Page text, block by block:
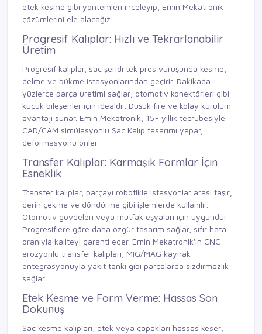
etek kesme gibi yöntemleri inceleyip, Emin Mekatronik
çözümlerini ele alacağız.
Progresif Kalıplar: Hızlı ve Tekrarlanabilir
Üretim
Progresif kalıplar, sac şeridi tek pres vuruşunda kesme,
delme ve bükme istasyonlarından geçirir. Dakikada
yüzlerce parça üretimi sağlar; otomotiv konektörleri gibi
küçük bileşenler için idealdir. Düşük fire ve kolay kurulum
avantajı sunar. Emin Mekatronik, 15+ yıllık tecrübesiyle
CAD/CAM simülasyonlu Sac Kalıp tasarımı yapar,
deformasyonu önler.
Transfer Kalıplar: Karmaşık Formlar İçin
Esneklik
Transfer kalıplar, parçayı robotikle istasyonlar arası taşır;
derin çekme ve döndürme gibi işlemlerde kullanılır.
Otomotiv gövdeleri veya mutfak eşyaları için uygundur.
Progresiflere göre daha özgür tasarım sağlar, sıfır hata
oranıyla kaliteyi garanti eder. Emin Mekatronik'in CNC
erozyonlu transfer kalıpları, MIG/MAG kaynak
entegrasyonuyla yakıt tankı gibi parçalarda sızdırmazlık
sağlar.
Etek Kesme ve Form Verme: Hassas Son
Dokunuş
Sac kesme kalıpları, etek veya çapakları hassas keser;